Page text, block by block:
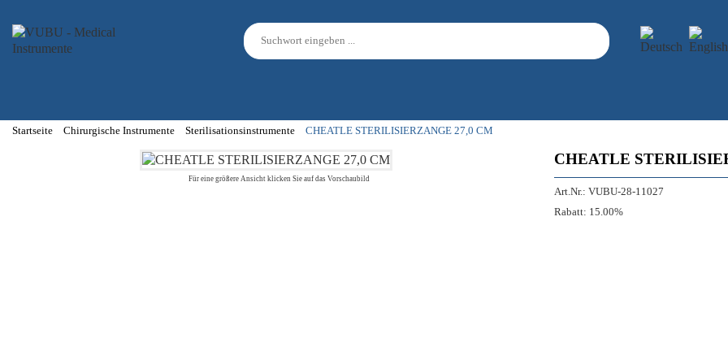
Startseite Chirurgische Instrumente Sterilisationsinstrumente CHEATLE STERILISIERZANGE 27,0 CM
Für eine größere Ansicht klicken Sie auf das Vorschaubild
CHEATLE
Art.Nr.: VUBU-28-11027
Rabatt: 15.00%